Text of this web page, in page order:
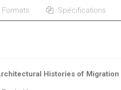
Formats Spécifications
Histories of Migration